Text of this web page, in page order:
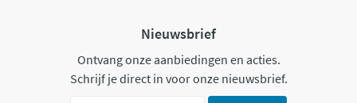
Nieuwsbrief
Ontvang onze aanbiedingen en acties.
Schrijf je direct in voor onze nieuwsbrief.